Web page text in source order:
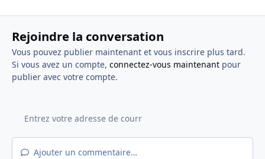
Rejoindre la conversation
Vous pouvez publier maintenant et vous inscrire plus tard.
Si vous avez un compte, connectez-vous maintenantpour
publier avec votre compte.
Ajouter un commentaire…